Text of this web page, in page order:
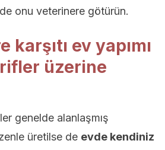
onu veterinere götürün.
karşıtı ev yapımı
üzerine
genelde alanlaşmış
üretilse de evde kendiniz